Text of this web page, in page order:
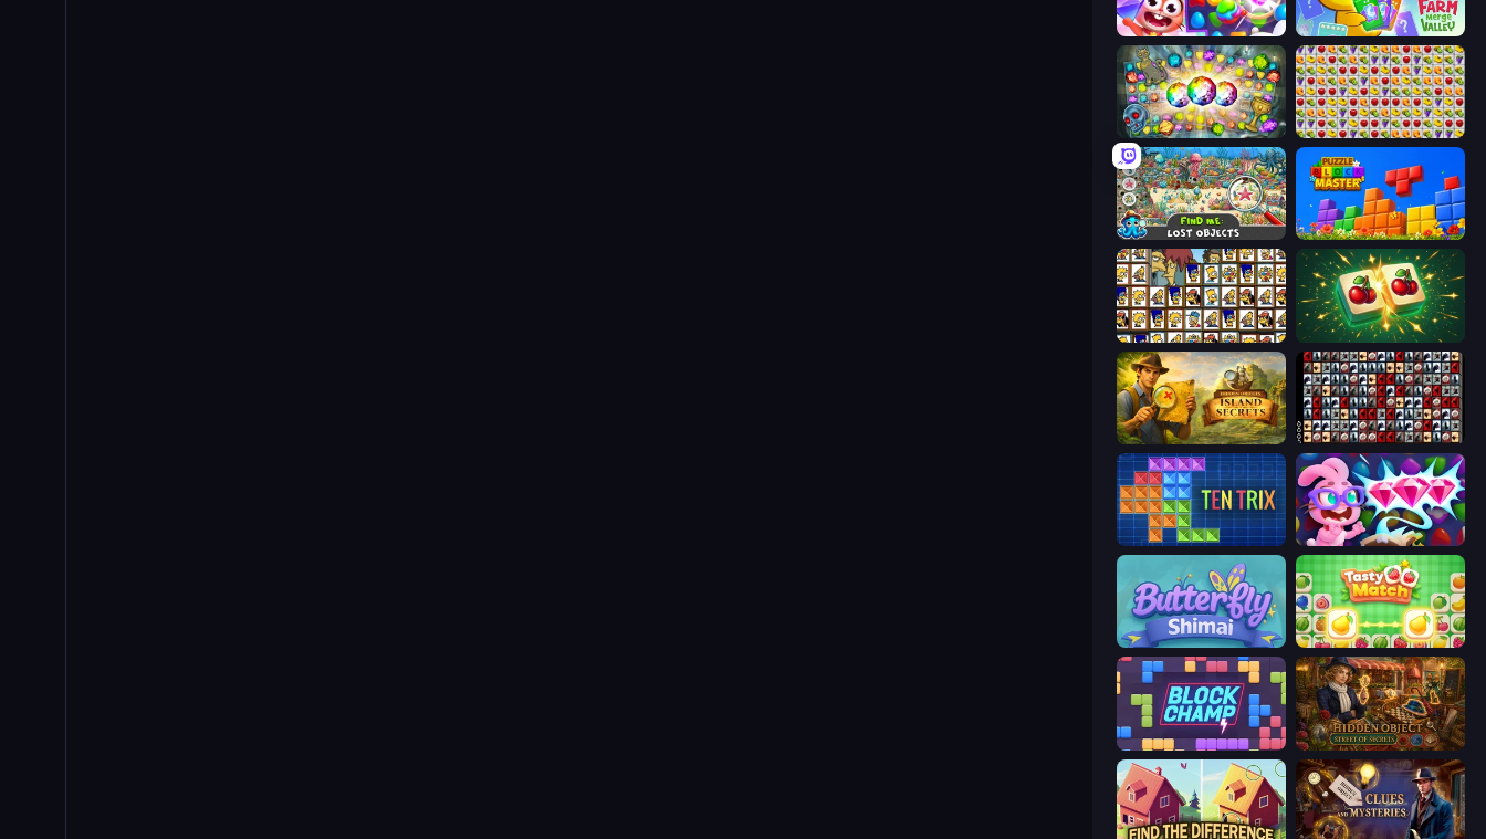
Skydom Farm Merge Valley
Forgotten Treasure 2 Same Game Fruit Collapse
Find Me: Lost Objects Puzzle Block Master
Tiles of the Simpsons Mahjong Puzzle: Tile Match
Hidden Objects: Island Secrets War Mahjong
TenTrix Skydom: Reforged
Butterfly Shimai Tasty Match: Mahjong Pairs
Block Champ Hidden Object: Street Of Secrets